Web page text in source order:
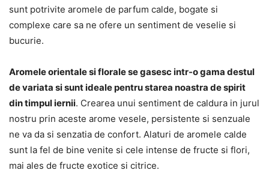
sunt potrivite aromele de parfum calde, bogate si
complexe care sa ne ofere un sentiment de veselie si
bucurie.
Aromele orientale si florale se gasesc intr-o gama destul
de variata si sunt ideale pentru starea noastra de spirit
din timpul iernii. Crearea unui sentiment de caldura in jurul
nostru prin aceste arome vesele, persistente si senzuale
ne va da si senzatia de confort. Alaturi de aromele calde
sunt la fel de bine venite si cele intense de fructe si flori,
mai ales de fructe exotice si citrice.